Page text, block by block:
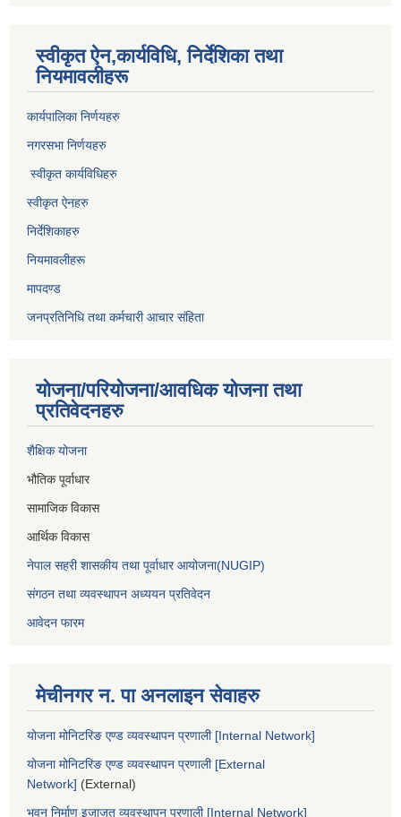
स्वीकृत ऐन,कार्यविधि, निर्देशिका तथा
नियमावलीहरू
कार्यपालिका निर्णयहरु
नगरसभा निर्णयहरु
स्वीकृत कार्यविधिहरु
स्वीकृत ऐनहरु
निर्देशिकाहरु
नियमावलीहरू
मापदण्ड
जनप्रतिनिधि तथा कर्मचारी आचार संहिता
योजना/परियोजना/आवधिक योजना तथा
प्रतिवेदनहरु
शैक्षिक योजना
भौतिक पूर्वाधार
सामाजिक विकास
आर्थिक विकास
नेपाल सहरी शासकीय तथा पूर्वाधार आयोजना(NUGIP)
संगठन तथा व्यवस्थापन अध्ययन प्रतिवेदन
आवेदन फारम
मेचीनगर न. पा अनलाइन सेवाहरु
योजना मोनिटरिङ एण्ड व्यवस्थापन प्रणाली [Internal Network]
योजना मोनिटरिङ एण्ड व्यवस्थापन प्रणाली [External
Network] (External)
भवन निर्माण इजाजत व्यवस्थापन प्रणाली [Internal Network]